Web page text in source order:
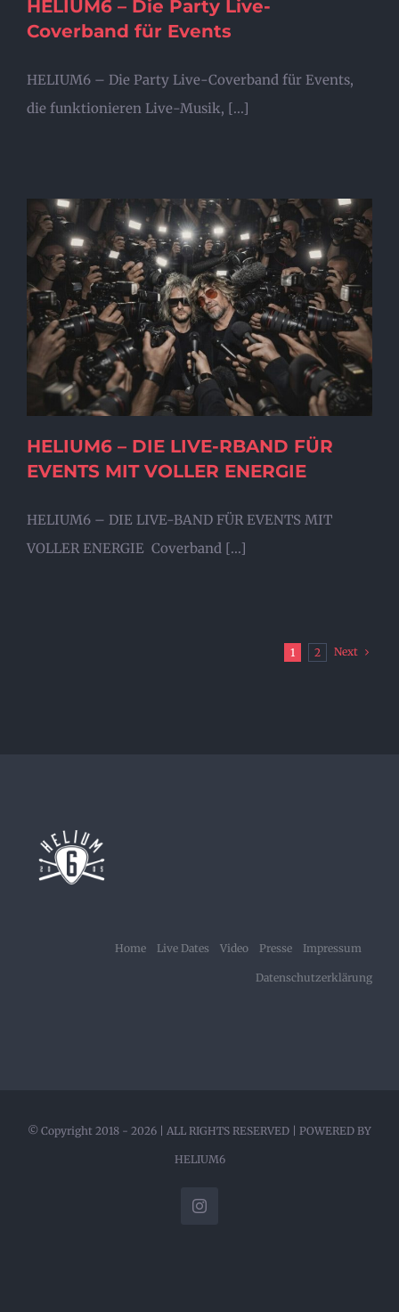
HELIUM6 – Die Party Live-
Coverband für Events
HELIUM6 – Die Party Live-Coverband für Events,
die funktionieren Live-Musik, [...]
HELIUM6 – DIE LIVE-RBAND FÜR
EVENTS MIT VOLLER ENERGIE
HELIUM6 – DIE LIVE-BAND FÜR EVENTS MIT
VOLLER ENERGIE Coverband [...]
1 2 Next
Home Live Dates Video Presse Impressum
Datenschutzerklärung
© Copyright 2018 - 2026 | ALL RIGHTS RESERVED | POWERED BY
HELIUM6
Instagram